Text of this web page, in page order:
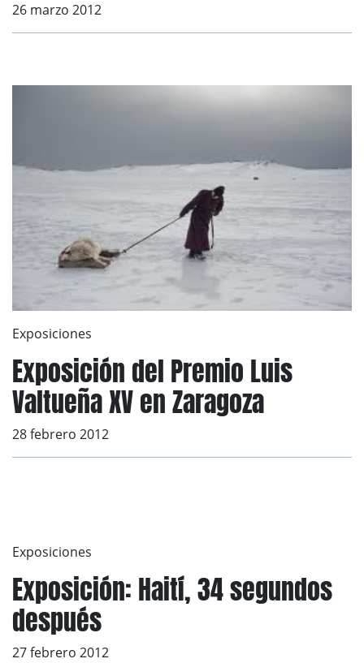
26 marzo 2012
Exposiciones
Exposición del Premio Luis
Valtueña XV en Zaragoza
28 febrero 2012
Exposiciones
Exposición: Haití, 34 segundos
después
27 febrero 2012